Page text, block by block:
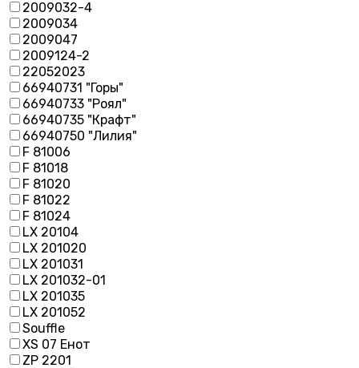
2009032-4
2009034
2009047
2009124-2
22052023
66940731 "Горы"
66940733 "Роял"
66940735 "Крафт"
66940750 "Лилия"
F 81006
F 81018
F 81020
F 81022
F 81024
LX 20104
LX 201020
LX 201031
LX 201032-01
LX 201035
LX 201052
Souffle
XS 07 Енот
ZP 2201